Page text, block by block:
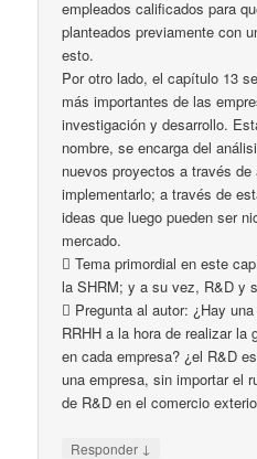
empleados calificados para
planteados previamente con
esto.
Por otro lado, el capítulo 13
más importantes de las
investigación y desarrollo.
nombre, se encarga del
nuevos proyectos a través
implementarlo; a través de
ideas que luego pueden ser
mercado.
 Tema primordial en este
la SHRM; y a su vez, R&D y
 Pregunta al autor: ¿Hay
RRHH a la hora de realizar
en cada empresa? ¿el R&D
una empresa, sin importar el
de R&D en el comercio
Responder ↓